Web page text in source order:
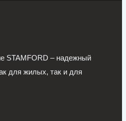
STAMFORD – надежный
для жилых, так и для